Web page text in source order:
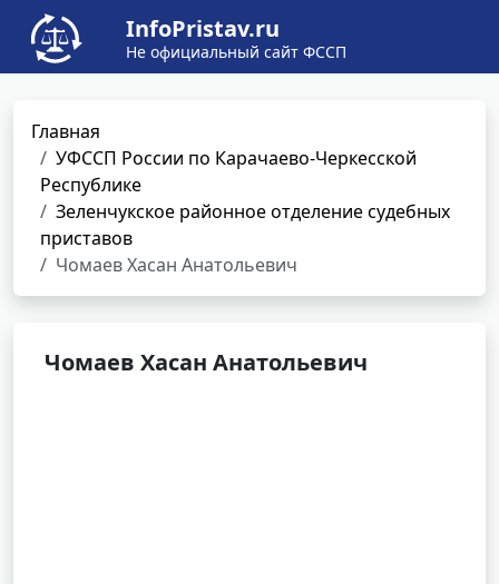
InfoPristav.ru
Не официальный сайт ФССП
Главная
УФССП России по Карачаево-Черкесской
Республике
Зеленчукское районное отделение судебных
приставов
Чомаев Хасан Анатольевич
Чомаев Хасан Анатольевич